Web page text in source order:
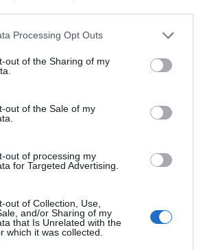
Processing Opt Outs
out of the Sharing of my
out of the Sale of my
out of processing my
for Targeted Advertising.
out of Collection, Use,
and/or Sharing of my
that Is Unrelated with the
which it was collected.